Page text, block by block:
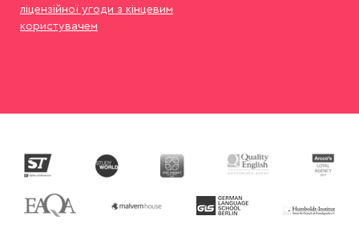
ліцензійної угоди з кінцевим
користувачем